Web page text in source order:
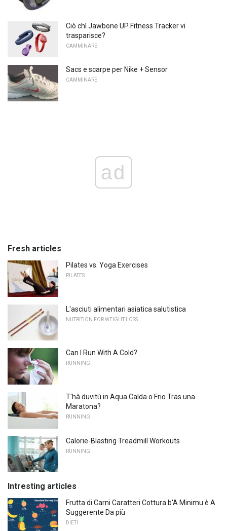
Ciò chì Jawbone UP Fitness Tracker vi
trasparisce?
CAMMINARE
Sacs e scarpe per Nike + Sensor
CAMMINARE
ad
Fresh articles
Pilates vs. Yoga Exercises
PILATES
L'asciuti alimentari asiatica salutistica
NUTRITION FOR WEIGHT LOSS
Can I Run With A Cold?
RUNNING
T'hà duvitù in Aqua Calda o Frio Tras una
Maratona?
RUNNING
Calorie-Blasting Treadmill Workouts
RUNNING
Intresting articles
Frutta di Carni Caratteri Cottura b'A Minimu è A
Suggerente Da più
DIETI